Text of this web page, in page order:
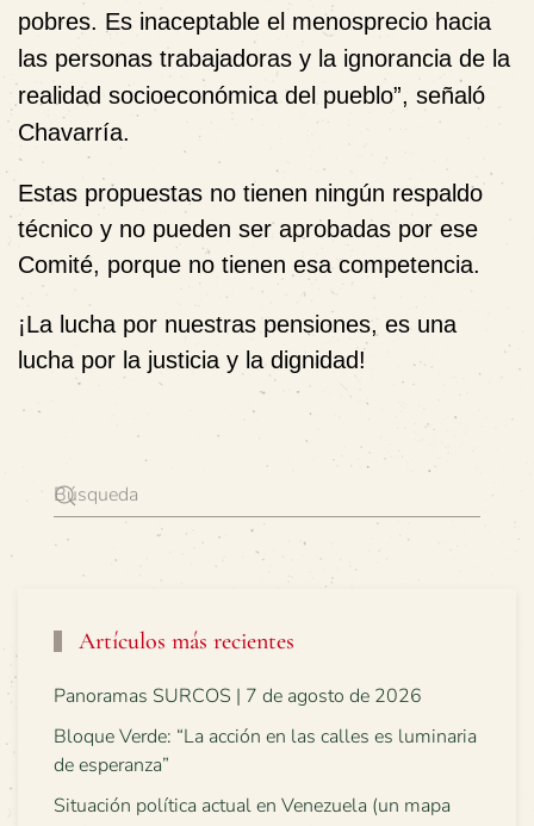
pobres. Es inaceptable el menosprecio hacia
las personas trabajadoras y la ignorancia de la
realidad socioeconómica del pueblo”, señaló
Chavarría.
Estas propuestas no tienen ningún respaldo
técnico y no pueden ser aprobadas por ese
Comité, porque no tienen esa competencia.
¡La lucha por nuestras pensiones, es una
lucha por la justicia y la dignidad!
Artículos más recientes
Panoramas SURCOS | 7 de agosto de 2026
Bloque Verde: “La acción en las calles es luminaria
de esperanza”
Situación política actual en Venezuela (un mapa